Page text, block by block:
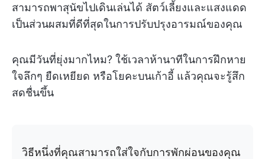
สามารถพาสุนัขไปเดินเล่นได้ สัตว์เลี้ยงและแสงแดด
เป็นส่วนผสมที่ดีที่สุดในการปรับปรุงอารมณ์ของคุณ
คุณมีวันที่ยุ่งมากไหม? ใช้เวลาห้านาทีในการฝึกหาย
ใจลึกๆ ยืดเหยียด หรือโยคะบนเก้าอี้ แล้วคุณจะรู้สึก
สดชื่นขึ้น
วิธีหนึ่งที่คุณสามารถใส่ใจกับการพักผ่อนของคุณ